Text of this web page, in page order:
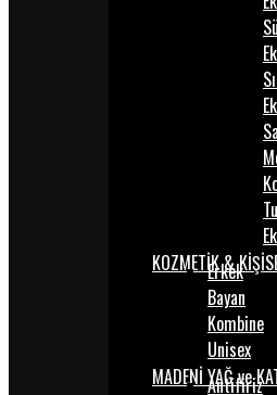
KOZMETİK &
Erkek
Bayan
Kombine
Unisex
MADENİ YAĞ ve
Antifiriz